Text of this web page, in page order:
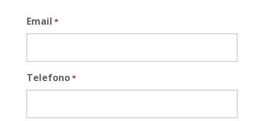
Email *
Telefono*